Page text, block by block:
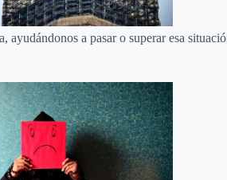
a pasar o superar esa